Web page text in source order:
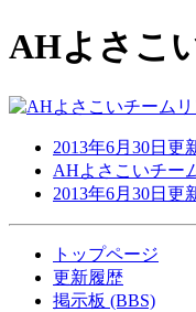
AHよさこ
2013年6月30日更
AHよさこいチー
2013年6月30日更
トップページ
更新履歴
掲示板 (BBS)